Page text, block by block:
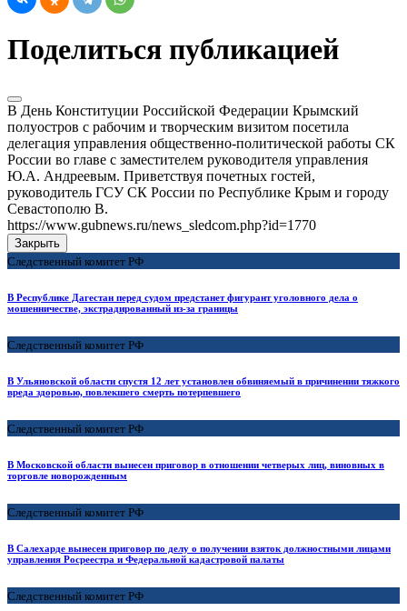
Поделиться публикацией
В День Конституции Российской Федерации Крымский
полуостров с рабочим и творческим визитом посетила
делегация управления общественно-политической работы СК
России во главе с заместителем руководителя управления
Ю.А. Андреевым. Приветствуя почетных гостей,
руководитель ГСУ СК России по Республике Крым и городу
Севастополю В.
https://www.gubnews.ru/news_sledcom.php?id=1770
Закрыть
Следственный комитет РФ
В Республике Дагестан перед судом предстанет фигурант уголовного дела о
мошенничестве, экстрадированный из-за границы
Следственный комитет РФ
В Ульяновской области спустя 12 лет установлен обвиняемый в причинении тяжкого
вреда здоровью, повлекшего смерть потерпевшего
Следственный комитет РФ
В Московской области вынесен приговор в отношении четверых лиц, виновных в
торговле новорожденным
Следственный комитет РФ
В Салехарде вынесен приговор по делу о получении взяток должностными лицами
управления Росреестра и Федеральной кадастровой палаты
Следственный комитет РФ